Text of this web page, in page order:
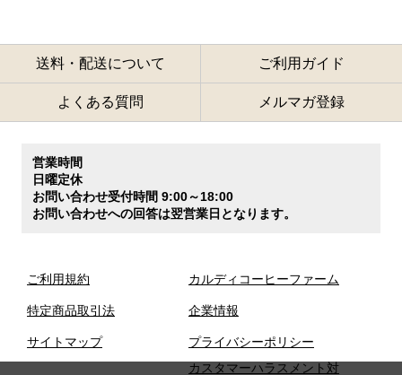
送料・配送について ご利用ガイド
よくある質問 メルマガ登録
営業時間
日曜定休
お問い合わせ受付時間 9:00～18:00
お問い合わせへの回答は翌営業日となります。
ご利用規約
特定商品取引法
サイトマップ
カルディコーヒーファーム
企業情報
プライバシーポリシー
カスタマーハラスメント対